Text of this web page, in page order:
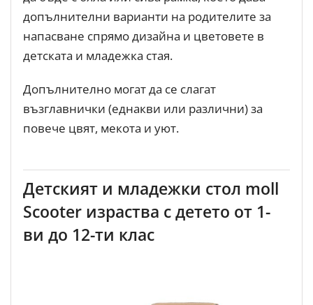
допълнителни варианти на родителите за
напасване спрямо дизайна и цветовете в
детската и младежка стая.
Допълнително могат да се слагат
възглавнички (еднакви или различни) за
повече цвят, мекота и уют.
Детският и младежки стол moll
Scooter израства с детето от 1-
ви до 12-ти клас